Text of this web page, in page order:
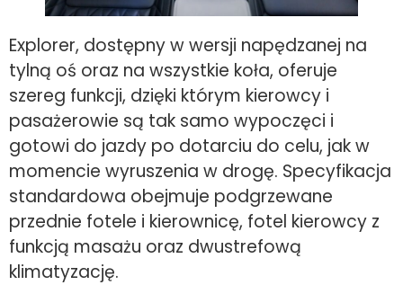
Explorer, dostępny w wersji napędzanej na
tylną oś oraz na wszystkie koła, oferuje
szereg funkcji, dzięki którym kierowcy i
pasażerowie są tak samo wypoczęci i
gotowi do jazdy po dotarciu do celu, jak w
momencie wyruszenia w drogę. Specyfikacja
standardowa obejmuje podgrzewane
przednie fotele i kierownicę, fotel kierowcy z
funkcją masażu oraz dwustrefową
klimatyzację.